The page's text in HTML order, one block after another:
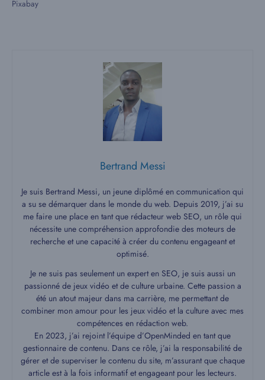
Pixabay
Bertrand Messi
Je suis Bertrand Messi, un jeune diplômé en communication qui
a su se démarquer dans le monde du web. Depuis 2019, j’ai su
me faire une place en tant que rédacteur web SEO, un rôle qui
nécessite une compréhension approfondie des moteurs de
recherche et une capacité à créer du contenu engageant et
optimisé.
Je ne suis pas seulement un expert en SEO, je suis aussi un
passionné de jeux vidéo et de culture urbaine. Cette passion a
été un atout majeur dans ma carrière, me permettant de
combiner mon amour pour les jeux vidéo et la culture avec mes
compétences en rédaction web.
En 2023, j’ai rejoint l’équipe d’OpenMinded en tant que
gestionnaire de contenu. Dans ce rôle, j’ai la responsabilité de
gérer et de superviser le contenu du site, m’assurant que chaque
article est à la fois informatif et engageant pour les lecteurs.